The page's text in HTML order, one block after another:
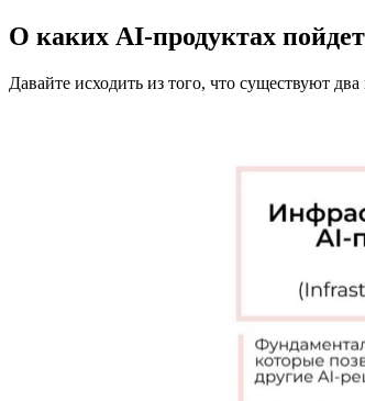
О каких AI-продуктах
Давайте исходить из того, что существуют